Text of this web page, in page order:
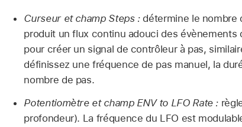
Curseur et champ Steps :détermine le nombre
produit un flux continu adouci des
pour créer un signal de contrôleur à pas,
définissez une fréquence de pas manuel, la
nombre de pas.
Potentiomètre et champ ENV to LFO Rate :
profondeur). La fréquence du LFO est